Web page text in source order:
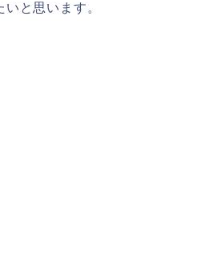
と思います。